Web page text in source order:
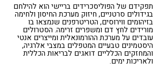
תפקידם של הפוליסכרידים בריישי הוא להילחם
בגידולים סרטניים, חיזוק מערכת החיסון ולחימה
בזיהומים ווירוסים, הטריטרפנים שנמצאו בו
מורידים לחץ דם ומשפרים זרימה. הסטרולים
עובדים על מערכת ההורמונאלית ומייצרים אנטי
היסטמינים טבעיים המטפלים במצבי אלרגיה,
והמחזקים הכלליים דואגים לבריאות הכללית
ולאריכות ימים.